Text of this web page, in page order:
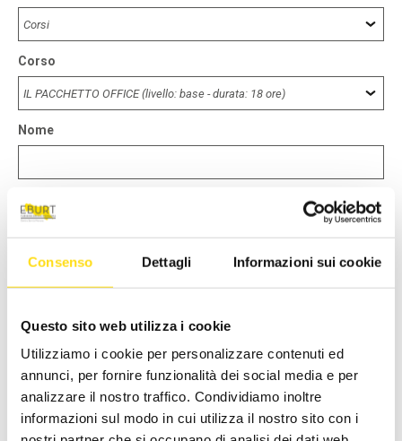
Consenso Dettagli Informazioni sui cookie
Questo sito web utilizza i cookie
Utilizziamo i cookie per personalizzare contenuti ed
annunci, per fornire funzionalità dei social media e per
analizzare il nostro traffico. Condividiamo inoltre
informazioni sul modo in cui utilizza il nostro sito con i
Corso
Nome
Città *
E-Mail *
Azienda